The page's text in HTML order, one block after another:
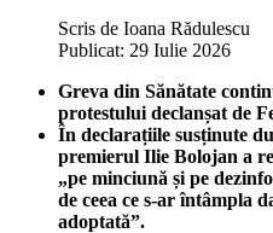
Scris de Ioana Rădulescu
Publicat: 29 Iulie 2026
Greva din Sănătate
protestului declanșat de
În declarațiile susținute
premierul Ilie Bolojan a
„pe minciună și pe
de ceea ce s-ar întâmpla
adoptată”.